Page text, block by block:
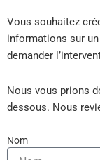
Vous souhaitez
informations sur
demander
Nous vous prions
dessous. Nous
Nom